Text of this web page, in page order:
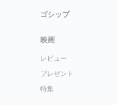
ゴシップ
映画
レビュー
プレゼント
特集